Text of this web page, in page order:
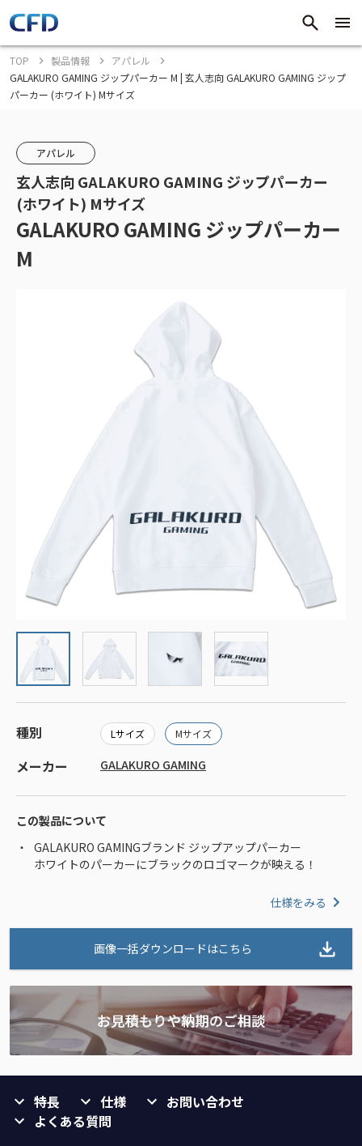
TOP 製品情報
アパレル
GALAKURO GAMING ジップパーカー M | 玄人志向 GALAKURO GAMING ジップ
パーカー (ホワイト) Mサイズ
アパレル
玄人志向 GALAKURO GAMING ジップパーカー
(ホワイト) Mサイズ
GALAKURO GAMING ジップパーカー
M
種別 Lサイズ Mサイズ
メーカー GALAKURO GAMING
この製品について
GALAKURO GAMINGブランド ジップアップパーカー
ホワイトのパーカーにブラックのロゴマークが映える！
仕様をみる
画像一括ダウンロードはこちら
特長 仕様
お問い合わせ
よくある質問